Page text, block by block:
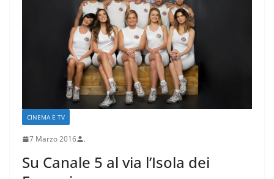
CINEMA E TV
7 Marzo 2016 .
Su Canale 5 al via l’Isola dei